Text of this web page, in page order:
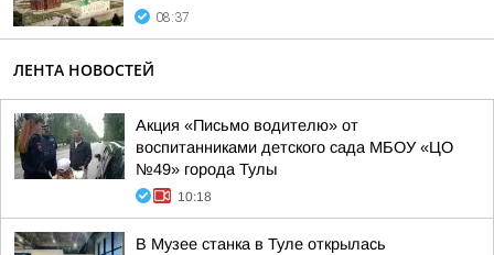
08:37
ЛЕНТА НОВОСТЕЙ
Акция «Письмо водителю» от
воспитанниками детского сада МБОУ «ЦО
№49» города Тулы
10:18
В Музее станка в Туле открылась